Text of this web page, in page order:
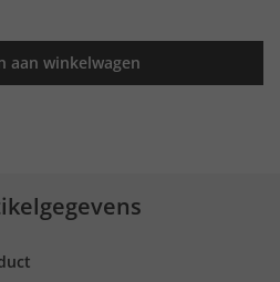
aan winkelwagen